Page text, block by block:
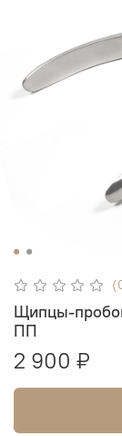
Щипцы-
ПП
2 900 ₽